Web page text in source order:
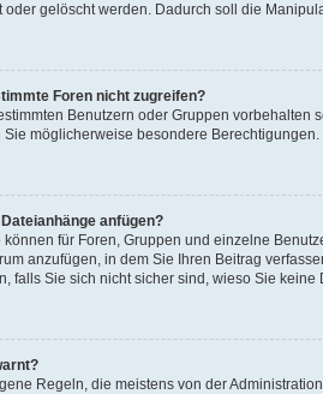
oder gelöscht werden. Dadurch soll die
Foren nicht zugreifen?
Benutzern oder Gruppen
möglicherweise besondere
anfügen?
können für Foren, Gruppen und einzelne
anzufügen, in dem Sie Ihren Beitrag
falls Sie sich nicht sicher sind, wieso Sie
Regeln, die meistens von der